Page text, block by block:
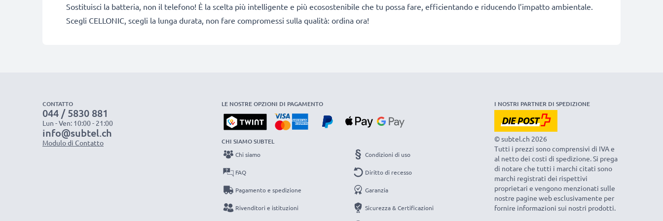
Sostituisci la batteria, non il telefono! È la scelta più intelligente e più ecosostenibile che tu possa fare, efficientando e riducendo l’impatto ambientale.
Scegli CELLONIC, scegli la lunga durata, non fare compromessi sulla qualità: ordina ora!
CONTATTO
044 / 5830 881
Lun - Ven: 10:00 - 21:00
info@subtel.ch
Modulo di Contatto
LE NOSTRE OPZIONI DI PAGAMENTO
CHI SIAMO SUBTEL
Chi siamo
FAQ
Pagamento e spedizione
Rivenditori e istituzioni
Condizioni di uso
Diritto di recesso
Garanzia
Sicurezza & Certificazioni
I NOSTRI PARTNER DI SPEDIZIONE
© subtel.ch 2026
Tutti i prezzi sono comprensivi di IVA e
al netto dei costi di spedizione. Si prega
di notare che tutti i marchi citati sono
marchi registrati dei rispettivi
proprietari e vengono menzionati sulle
nostre pagine web esclusivamente per
fornire informazioni sui nostri prodotti.